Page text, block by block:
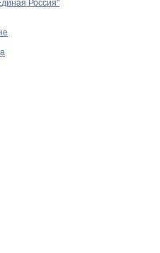
Россия"